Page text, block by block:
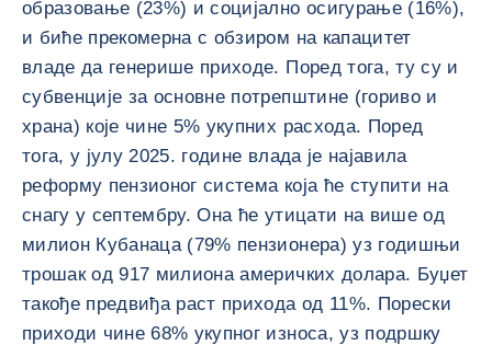
образовање (23%) и социјално осигурање (16%),
и биће прекомерна с обзиром на капацитет
владе да генерише приходе. Поред тога, ту су и
субвенције за основне потрепштине (гориво и
храна) које чине 5% укупних расхода. Поред
тога, у јулу 2025. године влада је најавила
реформу пензионог система која ће ступити на
снагу у септембру. Она ће утицати на више од
милион Кубанаца (79% пензионера) уз годишњи
трошак од 917 милиона америчких долара. Буџет
такође предвиђа раст прихода од 11%. Порески
приходи чине 68% укупног износа, уз подршку